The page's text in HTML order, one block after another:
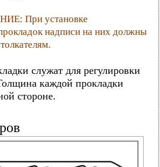
При установке
надписи на них должны
служат для регулировки
каждой прокладки
стороне.